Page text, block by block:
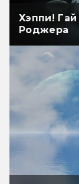
Хэппи!
Роджера